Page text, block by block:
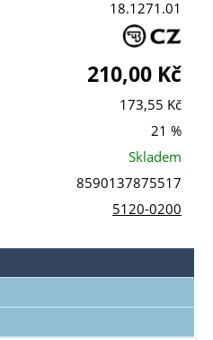
18.1271.01
210,00 Kč
173,55 Kč
21 %
Skladem
8590137875517
5120-0200